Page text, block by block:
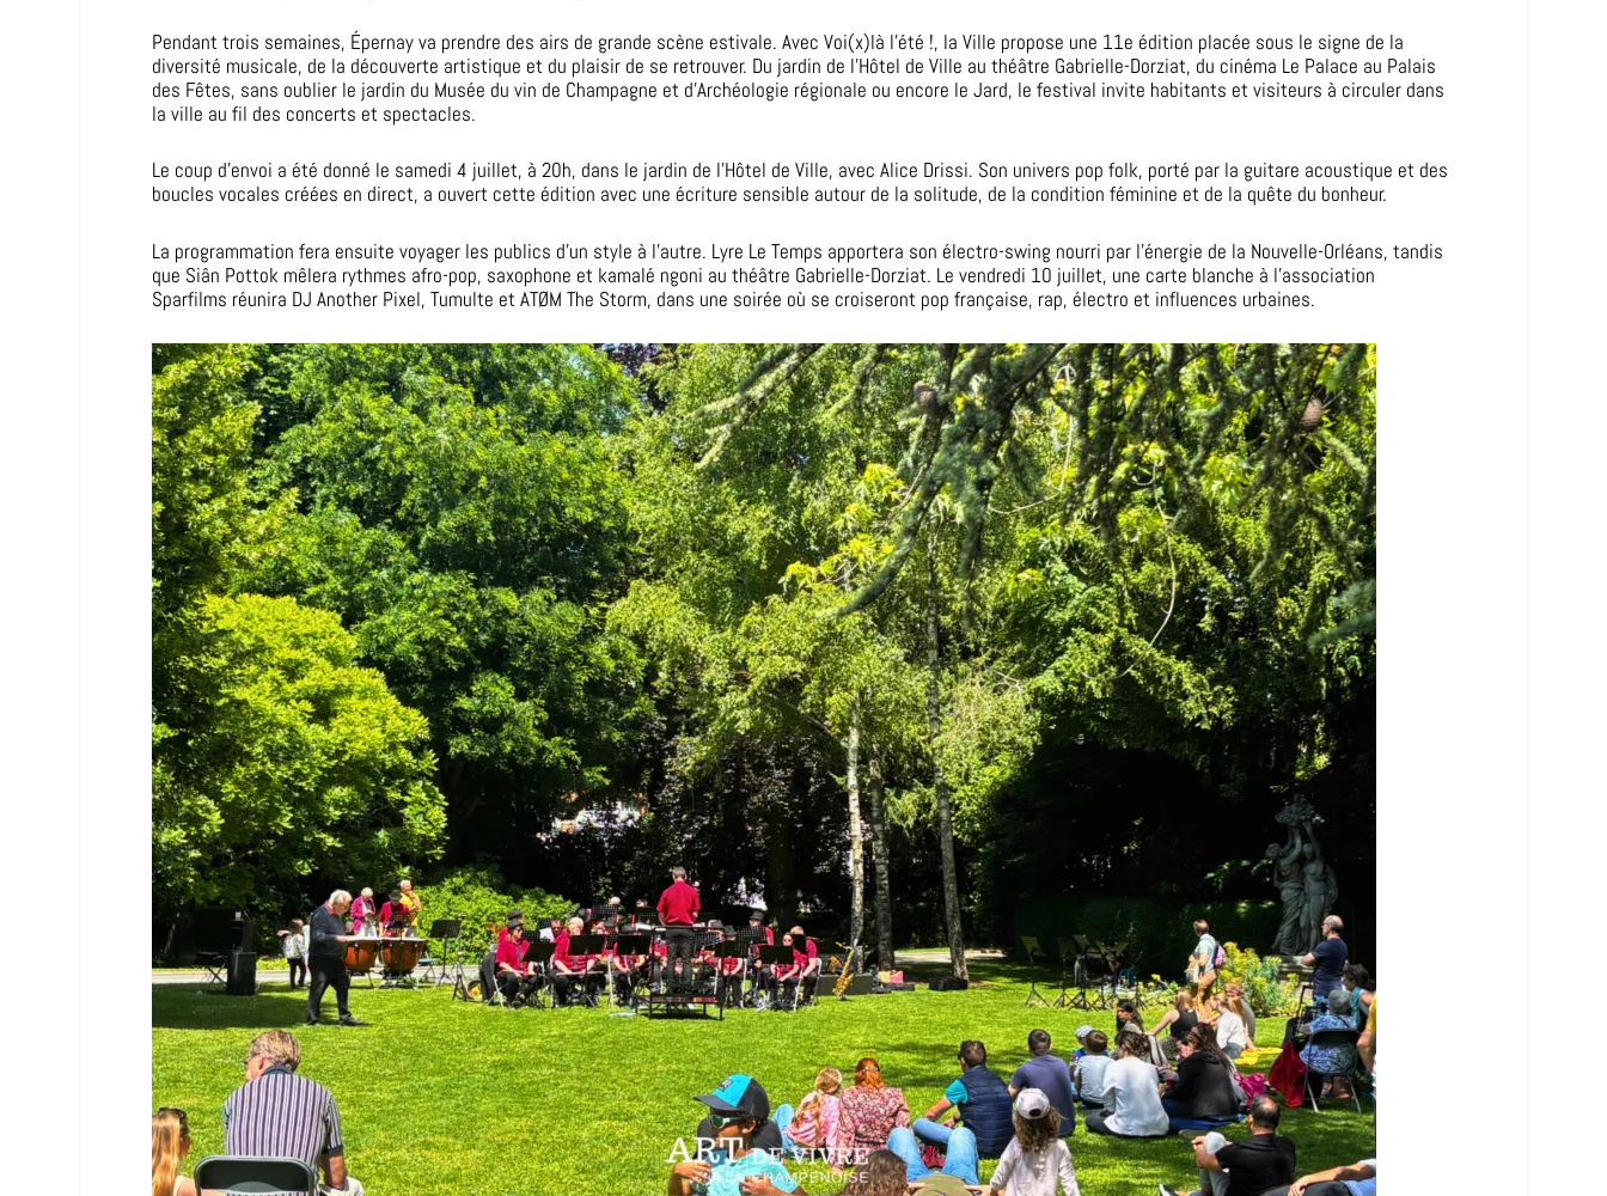
Pendant trois semaines, Épernay va prendre des airs de grande scène estivale. Avec Voi(x)là l’été !, la Ville propose une 11e édition placée sous le signe de la
diversité musicale, de la découverte artistique et du plaisir de se retrouver. Du jardin de l’Hôtel de Ville au théâtre Gabrielle-Dorziat, du cinéma Le Palace au Palais
des Fêtes, sans oublier le jardin du Musée du vin de Champagne et d’Archéologie régionale ou encore le Jard, le festival invite habitants et visiteurs à circuler dans
la ville au fil des concerts et spectacles.
Le coup d’envoi a été donné le samedi 4 juillet, à 20h, dans le jardin de l’Hôtel de Ville, avec Alice Drissi. Son univers pop folk, porté par la guitare acoustique et des
boucles vocales créées en direct, a ouvert cette édition avec une écriture sensible autour de la solitude, de la condition féminine et de la quête du bonheur.
La programmation fera ensuite voyager les publics d’un style à l’autre. Lyre Le Temps apportera son électro-swing nourri par l’énergie de la Nouvelle-Orléans, tandis
que Siân Pottok mêlera rythmes afro-pop, saxophone et kamalé ngoni au théâtre Gabrielle-Dorziat. Le vendredi 10 juillet, une carte blanche à l’association
Sparfilms réunira DJ Another Pixel, Tumulte et ATØM The Storm, dans une soirée où se croiseront pop française, rap, électro et influences urbaines.